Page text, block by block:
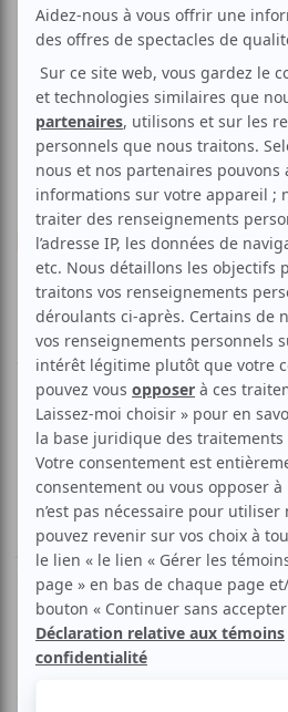
Musique Musique du monde
Trio Joubran
Aucune offre
disponible
Soyez les premiers avisés dès
pour Trio Joubran:INSCRIVEZ-
Le trio Joubran revient plus
jamais, accompagné d’un
percussionniste de génie,
Samir, Wissam et Adnan nous